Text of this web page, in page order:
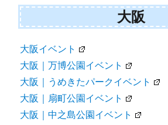
大阪
大阪イベント
大阪｜万博公園イベント
大阪｜うめきたパークイベント
大阪｜扇町公園イベント
大阪｜中之島公園イベント